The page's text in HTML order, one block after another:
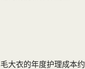
大衣的年度护理成本约